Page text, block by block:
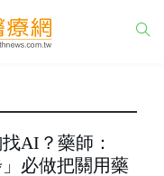
AI？藥師：
」必做把關用藥